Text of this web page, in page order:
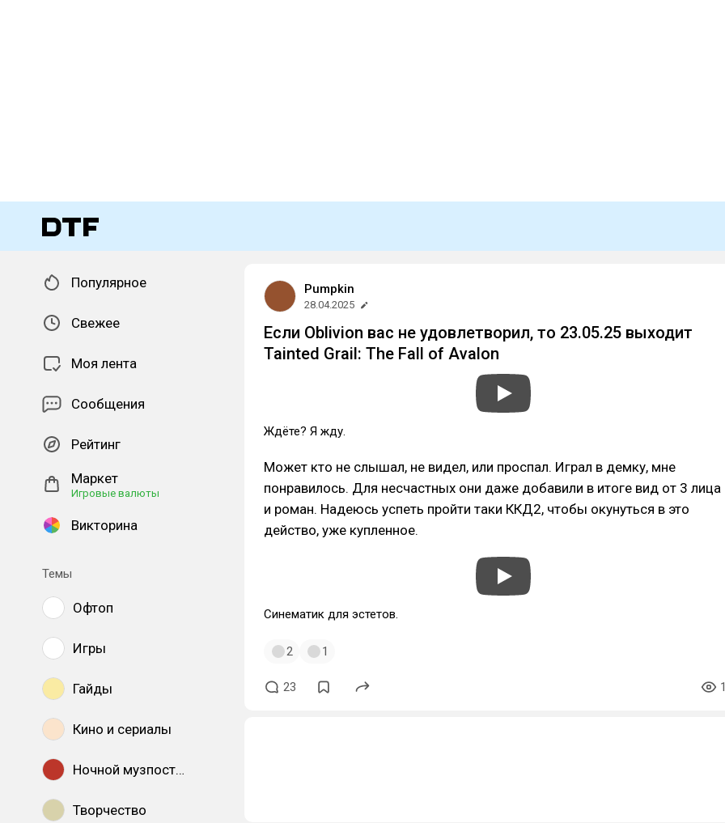
Популярное
Свежее
Моя лента
Сообщения
Рейтинг
Маркет
Игровые валюты
Викторина
Темы
Офтоп
Игры
Гайды
Кино и сериалы
Ночной музпостинг
Творчество
Pumpkin
28.04.2025
Если Oblivion вас не удовлетворил, то 23.05.25 выходит
Tainted Grail: The Fall of Avalon
Ждёте? Я жду.
Может кто не слышал, не видел, или проспал. Играл в демку, мне
понравилось. Для несчастных они даже добавили в итоге вид от 3 лица
и роман. Надеюсь успеть пройти таки ККД2, чтобы окунуться в это
действо, уже купленное.
Синематик для эстетов.
2 1
23